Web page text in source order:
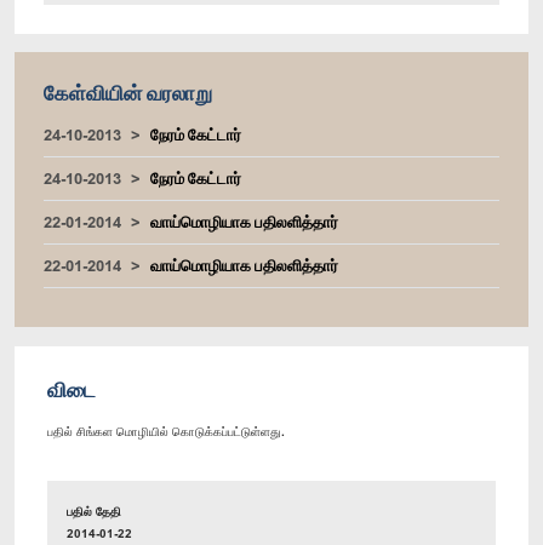
கேள்வியின் வரலாறு
24-10-2013
நேரம் கேட்டார்
24-10-2013
நேரம் கேட்டார்
22-01-2014
வாய்மொழியாக பதிலளித்தார்
22-01-2014
வாய்மொழியாக பதிலளித்தார்
விடை
பதில் சிங்கள மொழியில் கொடுக்கப்பட்டுள்ளது.
பதில் தேதி
2014-01-22